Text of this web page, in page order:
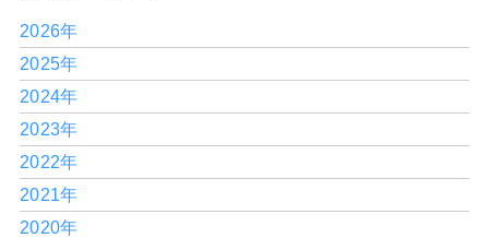
2026年
2025年
2024年
2023年
2022年
2021年
2020年